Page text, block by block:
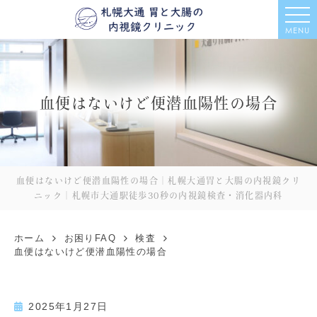
MENU
血便はないけど便潜血陽性の場合
血便はないけど便潜血陽性の場合｜札幌大通胃と大腸の内視鏡クリ
ニック｜札幌市大通駅徒歩30秒の内視鏡検査・消化器内科
ホーム お困りFAQ
検査
血便はないけど便潜血陽性の場合
2025年1月27日